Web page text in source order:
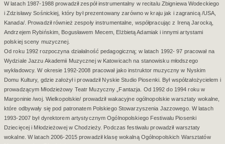
W latach 1987-1988 prowadził zespół instrumentalny w recitalu Zbigniewa Wodeckiego
i Zdzisławy Sośnickiej, który był prezentowany zarówno w kraju jak i zagranicą /USA,
Kanada/. Prowadził również zespoły instrumentalne, współpracując z Ireną Jarocką,
Andrzejem Rybińskim, Bogusławem Mecem, Elżbietą Adamiak i innymi artystami
polskiej sceny muzycznej.
Od roku 1992 rozpoczyna działalność pedagogiczną; w latach 1992- 97 pracował na
Wydziale Jazzu Akademii Muzycznej w Katowicach na stanowisku młodszego
wykładowcy. W okresie 1992-2008 pracował jako instruktor muzyczny w Nyskim
Domu Kultury, gdzie założył i prowadził Nyskie Studio Piosenki. Był współzałożycielem i
prowadzącym Młodzieżowy Teatr Muzyczny „Fantazja. Od 1992 do 1994 roku w
Margoninie /woj. Wielkopolskie/ prowadził wakacyjne ogólnopolskie warsztaty wokalne,
które odbywały się pod patronatem Polskiego Stowarzyszenia Jazzowego. W latach
1993-2007 był dyrektorem artystycznym Ogólnopolskiego Festiwalu Piosenki
Dziecięcej i Młodzieżowej w Chodzieży. Podczas festiwalu prowadził warsztaty
wokalne. W latach 2006-2015 prowadził klasę wokalną Ogólnopolskich Warsztatów